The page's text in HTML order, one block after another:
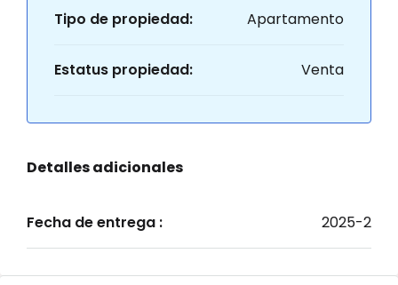
Tipo de propiedad: Apartamento
Estatus propiedad: Venta
Detalles adicionales
Fecha de entrega : 2025-2